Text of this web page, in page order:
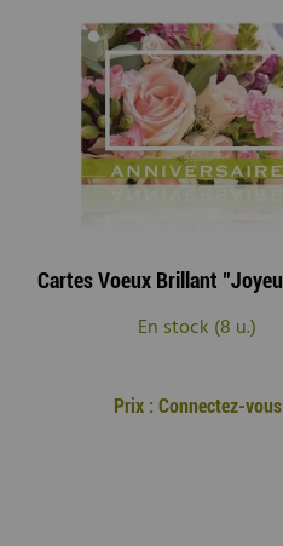
En stock (8 u.)
Prix : Connectez-vous